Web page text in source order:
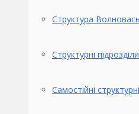
Структура
Структурні підрозділи
Самостійні